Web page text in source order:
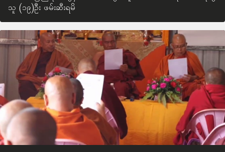
သူ (၁၉)ဦး ဖမ်းဆီးရမိ